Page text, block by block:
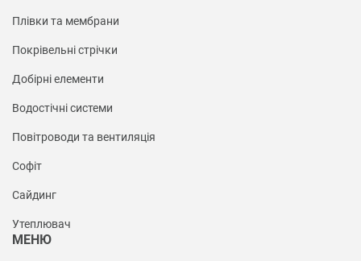
Плівки та мембрани
Покрівельні стрічки
Добірні елементи
Водостічні системи
Повітроводи та вентиляція
Софіт
Сайдинг
Утеплювач
МЕНЮ